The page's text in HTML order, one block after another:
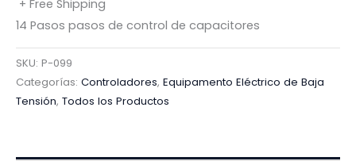
+ Free Shipping
14 Pasos pasos de control de capacitores
SKU: P-099
Categorías: Controladores, Equipamento Eléctrico de Baja
Tensión, Todos los Productos